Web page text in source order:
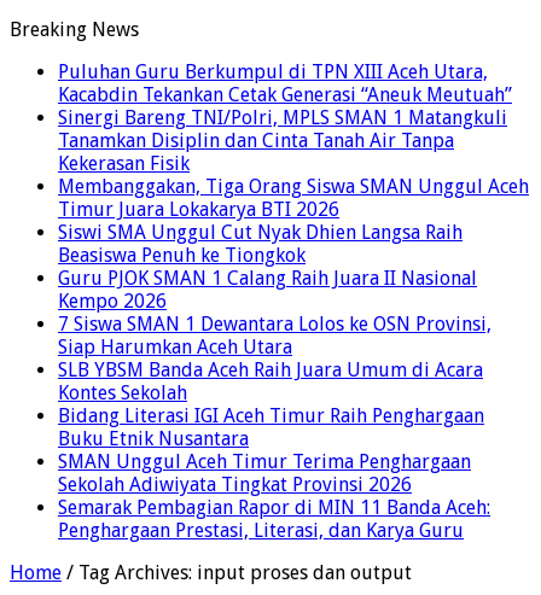
Breaking News
Puluhan Guru Berkumpul di TPN XIII Aceh Utara,
Kacabdin Tekankan Cetak Generasi “Aneuk Meutuah”
Sinergi Bareng TNI/Polri, MPLS SMAN 1 Matangkuli
Tanamkan Disiplin dan Cinta Tanah Air Tanpa
Kekerasan Fisik
Membanggakan, Tiga Orang Siswa SMAN Unggul Aceh
Timur Juara Lokakarya BTI 2026
Siswi SMA Unggul Cut Nyak Dhien Langsa Raih
Beasiswa Penuh ke Tiongkok
Guru PJOK SMAN 1 Calang Raih Juara II Nasional
Kempo 2026
7 Siswa SMAN 1 Dewantara Lolos ke OSN Provinsi,
Siap Harumkan Aceh Utara
SLB YBSM Banda Aceh Raih Juara Umum di Acara
Kontes Sekolah
Bidang Literasi IGI Aceh Timur Raih Penghargaan
Buku Etnik Nusantara
SMAN Unggul Aceh Timur Terima Penghargaan
Sekolah Adiwiyata Tingkat Provinsi 2026
Semarak Pembagian Rapor di MIN 11 Banda Aceh:
Penghargaan Prestasi, Literasi, dan Karya Guru
Home / Tag Archives: input proses dan output